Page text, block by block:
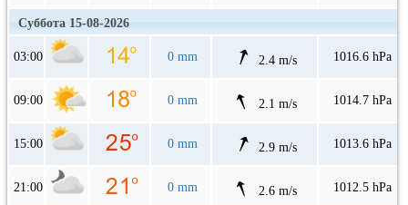
Суббота 15-08-2026
03:00 0 mm 2.4 m/s 1016.6 hPa
09:00 0 mm 2.1 m/s 1014.7 hPa
15:00 0 mm 2.9 m/s 1013.6 hPa
21:00 0 mm 2.6 m/s 1012.5 hPa